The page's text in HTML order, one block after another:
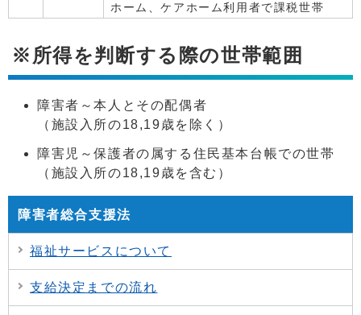
ホーム、ケアホーム利用者で課税世帯
※所得を判断する際の世帯範囲
障害者～本人とその配偶者
（施設入所の18,19歳を除く）
障害児～保護者の属する住民基本台帳での世帯
（施設入所の18,19歳を含む）
障害者総合支援法
福祉サービスについて
支給決定までの流れ